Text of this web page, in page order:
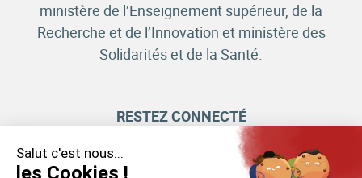
Salut c'est nous...
les Cookies !
ministère de l’Enseignement supérieur, de la
Recherche et de l’Innovation et ministère des
Solidarités et de la Santé.
RESTEZ CONNECTÉ